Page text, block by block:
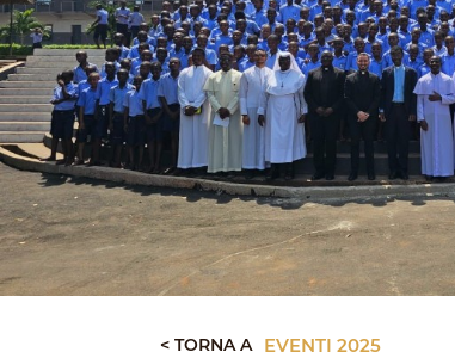
< TORNA A EVENTI 2025